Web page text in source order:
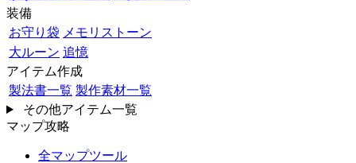
装備
お守り袋 メモリストーン
大ルーン 追憶
アイテム作成
製法書一覧 製作素材一覧
その他アイテム一覧
マップ攻略
全マップツール